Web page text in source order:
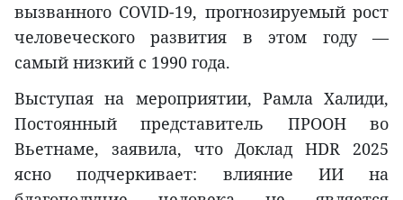
вызванного COVID-19, прогнозируемый рост
человеческого развития в этом году —
самый низкий с 1990 года.
Выступая на мероприятии, Рамла Халиди,
Постоянный представитель ПРООН во
Вьетнаме, заявила, что Доклад HDR 2025
ясно подчеркивает: влияние ИИ на